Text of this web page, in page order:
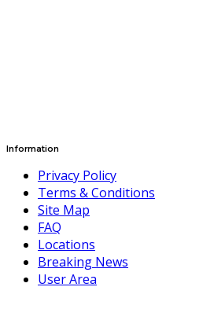
Information
Privacy Policy
Terms & Conditions
Site Map
FAQ
Locations
Breaking News
User Area